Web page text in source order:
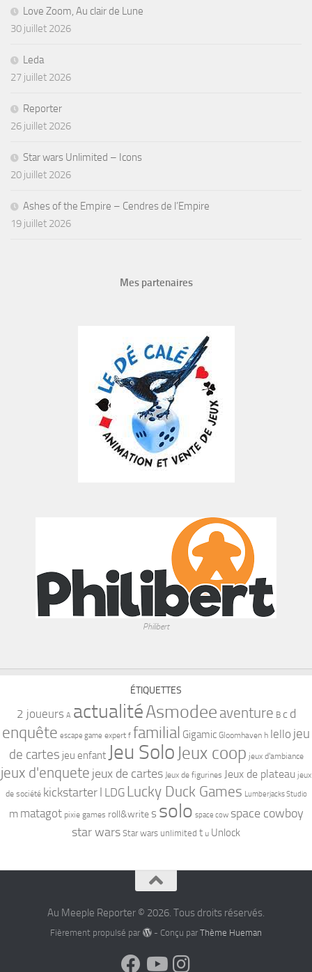
Love Zoom, Au clair de Lune
30 juillet 2026
Leda
27 juillet 2026
Reporter
26 juillet 2026
Star wars Unlimited – Icons
20 juillet 2026
Ashes of the Empire – Cendres de l’Empire
19 juillet 2026
Mes partenaires
Philibert
ÉTIQUETTES
2 joueurs A actualitéAsmodee aventure B c d
enquête escape game expert f familial Gigamic Gloomhaven h Iello jeu
de cartes jeu enfant Jeu Solo Jeux coop jeux d'ambiance
jeux d'enquete jeux de cartes Jeux de figurines Jeux de plateau jeux
de société kickstarter l LDG Lucky Duck Games Lumberjacks Studio
m matagot pixie games roll&write s solo space cow space cowboy
star wars Star wars unlimited t u Unlock
Au Meeple Reporter © 2026. Tous droits réservés.
Fièrement propulsé par - Conçu par Thème Hueman